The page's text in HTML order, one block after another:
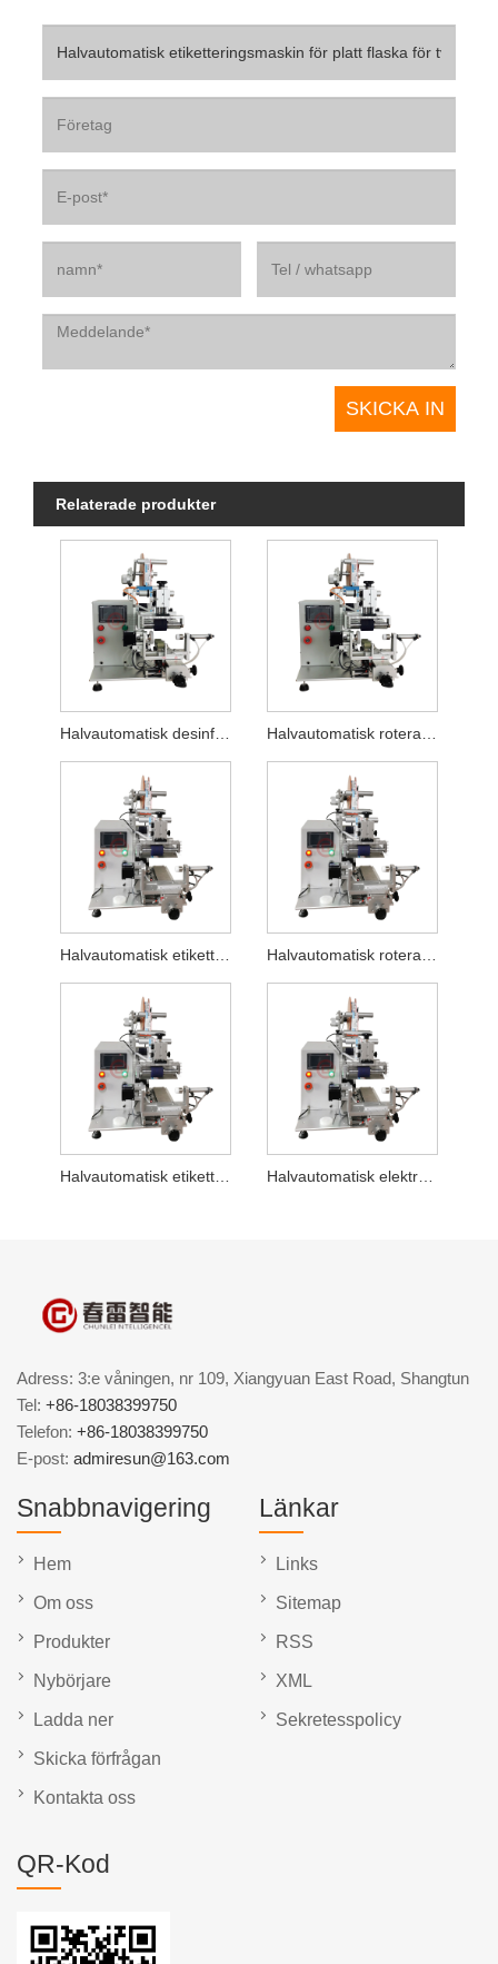
Relaterade produkter
Halvautomatisk desinficerande platt etiketteringsmaskin Halvautomatisk roterande och platt etiketteringsmaskin
Halvautomatisk etiketteringsmaskin för parfymflaskor
Halvautomatisk etiketteringsmaskin för hårtork
Adress: 3:e våningen, nr 109, Xiangyuan East Road, Shangtun
Tel: +86-18038399750
Telefon: +86-18038399750
E-post: admiresun@163.com
Snabbnavigering
Hem
Om oss
Produkter
Nybörjare
Ladda ner
Skicka förfrågan
Kontakta oss
Länkar
Links
Sitemap
RSS
XML
Sekretesspolicy
QR-Kod